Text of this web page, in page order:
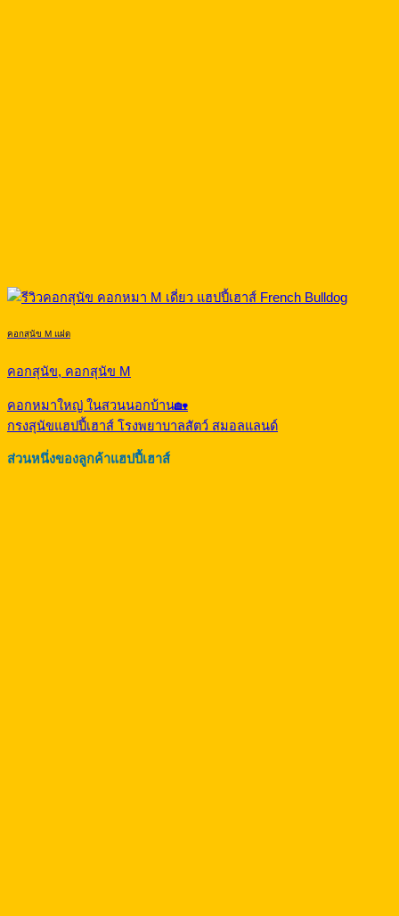
คอกสุนัข M แฝด
คอกสุนัข, คอกสุนัข M
คอกหมาใหญ่ ในสวนนอกบ้าน🏡
กรงสุนัขแฮปปี้เฮาส์ โรงพยาบาลสัตว์ สมอลแลนด์
ส่วนหนึ่งของลูกค้าแฮปปี้เฮาส์